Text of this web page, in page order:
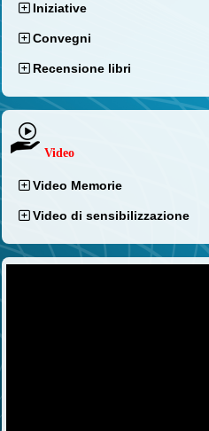
Iniziative
Convegni
Recensione libri
Video
Video Memorie
Video di sensibilizzazione